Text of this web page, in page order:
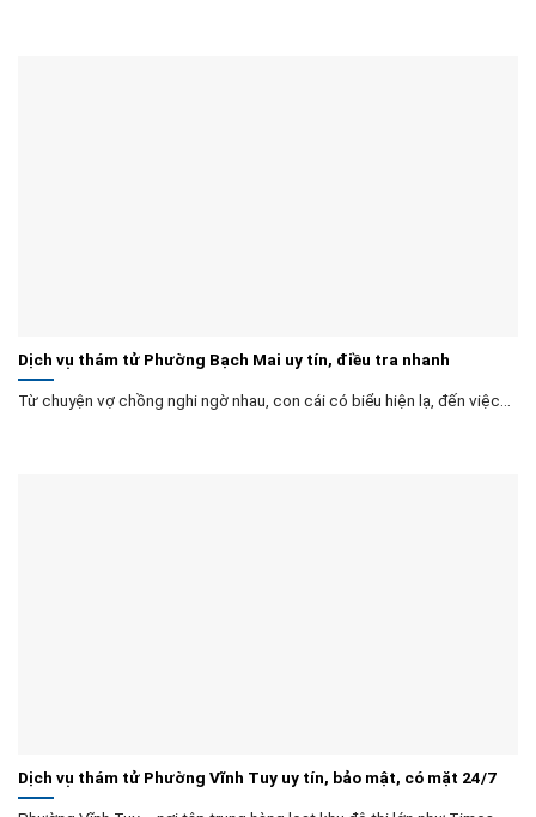
Dịch vụ thám tử Phường Bạch Mai uy tín, điều tra nhanh
Từ chuyện vợ chồng nghi ngờ nhau, con cái có biểu hiện lạ, đến việc...
Dịch vụ thám tử Phường Vĩnh Tuy uy tín, bảo mật, có mặt 24/7